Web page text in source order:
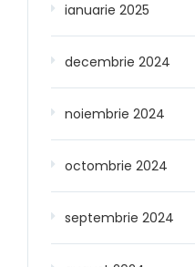
ianuarie 2025
decembrie 2024
noiembrie 2024
octombrie 2024
septembrie 2024